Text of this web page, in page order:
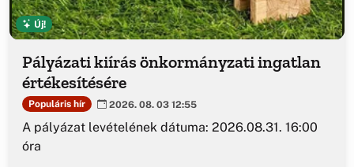
Új!
Pályázati kiírás önkormányzati ingatlan
értékesítésére
Populáris hír 2026. 08. 03 12:55
A pályázat levételének dátuma: 2026.08.31. 16:00
óra